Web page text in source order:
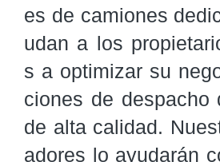
es de camiones
udan a los
s a optimizar su
ciones de despacho
de alta calidad.
adores lo ayudarán